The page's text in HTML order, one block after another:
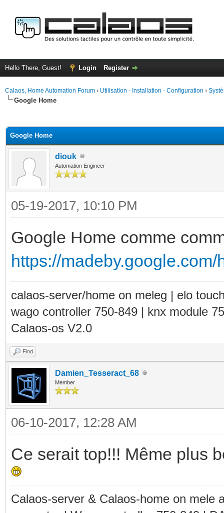
Hello There, Guest! Login Register
Calaos, Home Automation Forum › Utilisation - Installation - Configuration ›
Google Home
Google Home
diouk
Automation Engineer
05-19-2017, 10:10 PM
Google Home comme
https://madeby.google.com/
calaos-server/home on meleg | elo
wago controller 750-849 | knx module
Calaos-os V2.0
Find
Damien_Tesseract_68
Member
06-10-2017, 12:28 AM
Ce serait top!!! Même plus
Calaos-server & Calaos-home on mele